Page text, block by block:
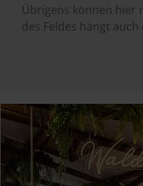
Übrigens können hier
des Feldes hängt
Image